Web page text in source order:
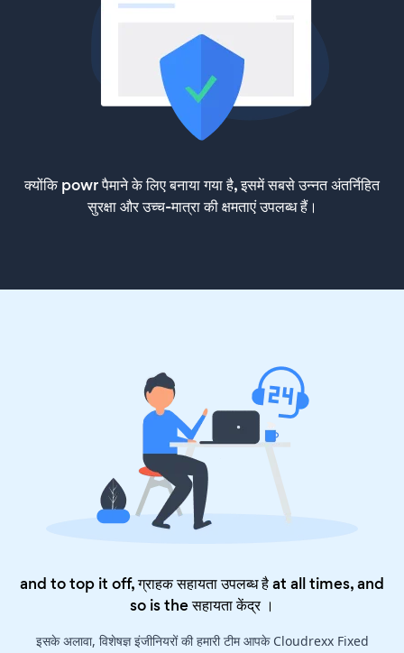
क्योंकि powr पैमाने के लिए बनाया गया है, इसमें सबसे उन्नत अंतर्निहित
सुरक्षा और उच्च-मात्रा की क्षमताएं उपलब्ध हैं।
and to top it off, ग्राहक सहायता उपलब्ध है at all times, and
so is theसहायता केंद्र।
इसके अलावा, विशेषज्ञ इंजीनियरों की हमारी टीम आपके Cloudrexx Fixed